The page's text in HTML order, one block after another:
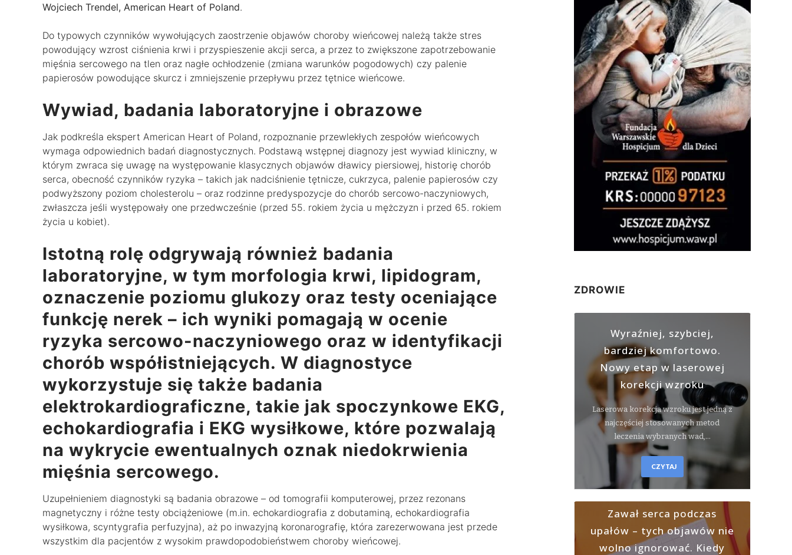
Wojciech Trendel, American Heart of Poland.
Do typowych czynników wywołujących zaostrzenie objawów choroby wieńcowej należą także stres
powodujący wzrost ciśnienia krwi i przyspieszenie akcji serca, a przez to zwiększone zapotrzebowanie
mięśnia sercowego na tlen oraz nagłe ochłodzenie (zmiana warunków pogodowych) czy palenie
papierosów powodujące skurcz i zmniejszenie przepływu przez tętnice wieńcowe.
Wywiad, badania laboratoryjne i obrazowe
Jak podkreśla ekspert American Heart of Poland, rozpoznanie przewlekłych zespołów wieńcowych
wymaga odpowiednich badań diagnostycznych. Podstawą wstępnej diagnozy jest wywiad kliniczny, w
którym zwraca się uwagę na występowanie klasycznych objawów dławicy piersiowej, historię chorób
serca, obecność czynników ryzyka – takich jak nadciśnienie tętnicze, cukrzyca, palenie papierosów czy
podwyższony poziom cholesterolu – oraz rodzinne predyspozycje do chorób sercowo-naczyniowych,
zwłaszcza jeśli występowały one przedwcześnie (przed 55. rokiem życia u mężczyzn i przed 65. rokiem
życia u kobiet).
Istotną rolę odgrywają również badania
laboratoryjne, w tym morfologia krwi, lipidogram,
oznaczenie poziomu glukozy oraz testy oceniające
funkcję nerek – ich wyniki pomagają w ocenie
ryzyka sercowo-naczyniowego oraz w identyfikacji
chorób współistniejących. W diagnostyce
wykorzystuje się także badania
elektrokardiograficzne, takie jak spoczynkowe EKG,
echokardiografia i EKG wysiłkowe, które pozwalają
na wykrycie ewentualnych oznak niedokrwienia
mięśnia sercowego.
Uzupełnieniem diagnostyki są badania obrazowe – od tomografii komputerowej, przez rezonans
magnetyczny i różne testy obciążeniowe (m.in. echokardiografia z dobutaminą, echokardiografia
wysiłkowa, scyntygrafia perfuzyjna), aż po inwazyjną koronarografię, która zarezerwowana jest przede
wszystkim dla pacjentów z wysokim prawdopodobieństwem choroby wieńcowej.
ZDROWIE
Wyraźniej, szybciej,
bardziej komfortowo.
Nowy etap w laserowej
korekcji wzroku
Laserowa korekcja wzroku jest jedną z
najczęściej stosowanych metod
leczenia wybranych wad,…
CZYTAJ
Zawał serca podczas
upałów – tych objawów nie
wolno ignorować. Kiedy